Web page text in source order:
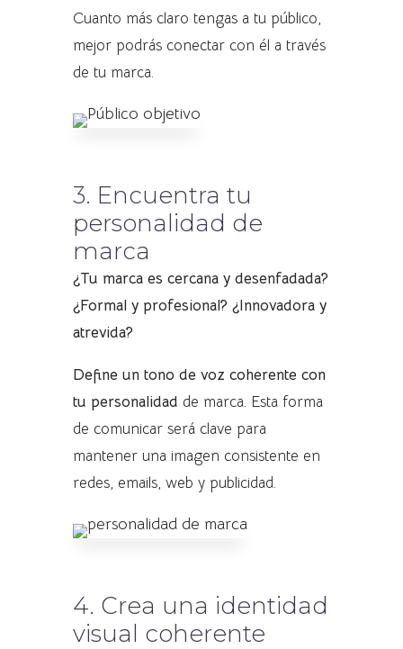
Cuanto más claro tengas a tu público,
mejor podrás conectar con él a través
de tu marca.
3. Encuentra tu
personalidad de
marca
¿Tu marca es cercana y desenfadada?
¿Formal y profesional? ¿Innovadora y
atrevida?
Define un tono de voz coherente con
tu personalidad de marca. Esta forma
de comunicar será clave para
mantener una imagen consistente en
redes, emails, web y publicidad.
4. Crea una identidad
visual coherente